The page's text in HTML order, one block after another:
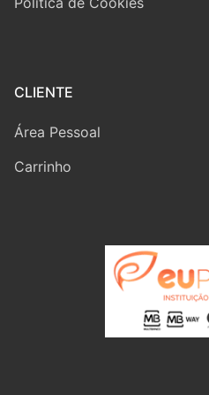
CLIENTE
Área Pessoal
Carrinho